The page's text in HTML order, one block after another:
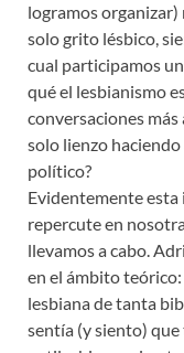
logramos
solo grito lésbico,
cual participamos
qué el lesbianismo
conversaciones más
solo lienzo
político?
Evidentemente
repercute en
llevamos a cabo.
en el ámbito teórico:
lesbiana de tanta
sentía (y siento)